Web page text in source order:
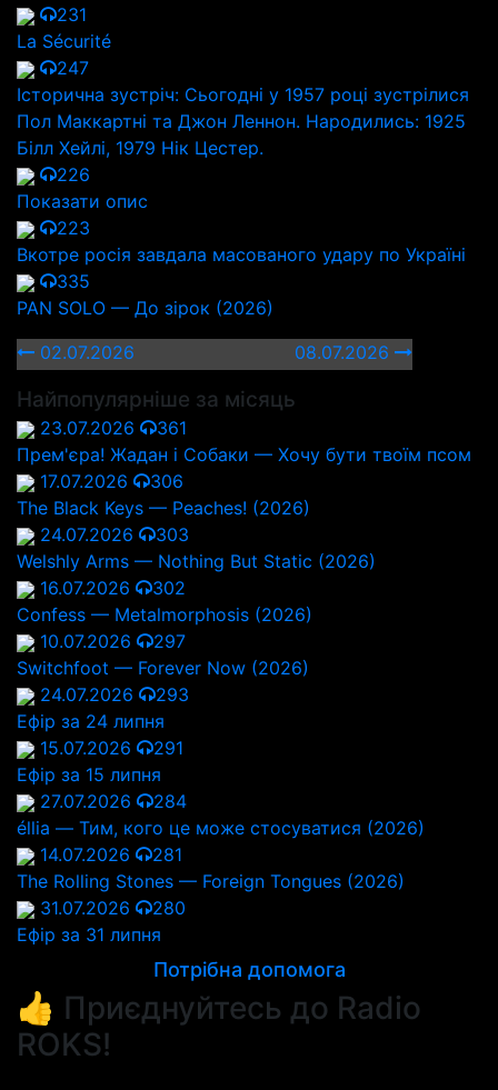
231
La Sécurité
247
Історична зустріч: Сьогодні у 1957 році зустрілися
Пол Маккартні та Джон Леннон. Народились: 1925
Білл Хейлі, 1979 Нік Цестер.
226
Показати опис
223
Вкотре росія завдала масованого удару по Україні
335
PAN SOLO — До зірок (2026)
02.07.2026
08.07.2026
Найпопулярніше за місяць
23.07.2026
361
Прем'єра! Жадан і Собаки — Хочу бути твоїм псом
17.07.2026
306
The Black Keys — Peaches! (2026)
24.07.2026
303
Welshly Arms — Nothing But Static (2026)
16.07.2026
302
Confess — Metalmorphosis (2026)
10.07.2026
297
Switchfoot — Forever Now (2026)
24.07.2026
293
Ефір за 24 липня
15.07.2026
291
Ефір за 15 липня
27.07.2026
284
éllia — Тим, кого це може стосуватися (2026)
14.07.2026
281
The Rolling Stones — Foreign Tongues (2026)
31.07.2026
280
Ефір за 31 липня
Потрібна допомога
👍 Приєднуйтесь до Radio
ROKS!